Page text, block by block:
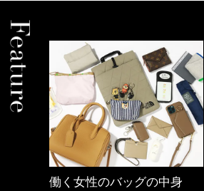
働く女性のバッグの中身